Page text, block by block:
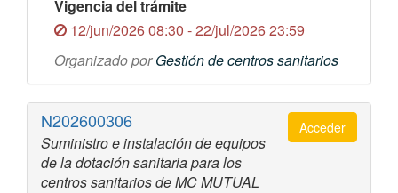
Vigencia del trámite
12/jun/2026 08:30 - 22/jul/2026 23:59
Organizado por Gestión de centros sanitarios
N202600306
Suministro e instalación de equipos
de la dotación sanitaria para los
centros sanitarios de MC MUTUAL
Acceder